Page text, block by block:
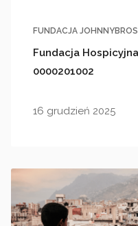
FUNDACJA JOHNNYBROS
Fundacja
0000201002
16 grudzień 2025